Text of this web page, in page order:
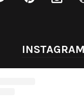
INSTAGRAM